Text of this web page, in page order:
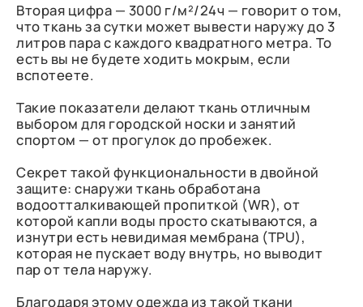
Вторая цифра — 3000 г/м²/24ч — говорит о том,
что ткань за сутки может вывести наружу до 3
литров пара с каждого квадратного метра. То
есть вы не будете ходить мокрым, если
вспотеете.
Такие показатели делают ткань отличным
выбором для городской носки и занятий
спортом — от прогулок до пробежек.
Секрет такой функциональности в двойной
защите: снаружи ткань обработана
водоотталкивающей пропиткой (WR), от
которой капли воды просто скатываются, а
изнутри есть невидимая мембрана (TPU),
которая не пускает воду внутрь, но выводит
пар от тела наружу.
Благодаря этому одежда из такой ткани